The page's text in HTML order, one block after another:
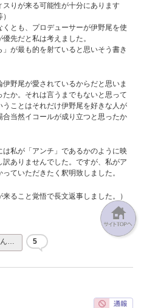
りが来る可能性が十分にあります
とも、プロデューサーが伊野尾を使
先だと私は考えました。
が最も的を射ていると思いそう書き
野尾が愛されているからだと思いま
か。それは言うまでもないと思って
ことはそれだけ伊野尾を好きな人が
当然イコールが成り立つと思ったか
私が「アンチ」であるかのように映
ありませんでした。ですが、私がア
ていただきたく釈明致しました。
ること覚悟で長文返事しました。）
ん… 5